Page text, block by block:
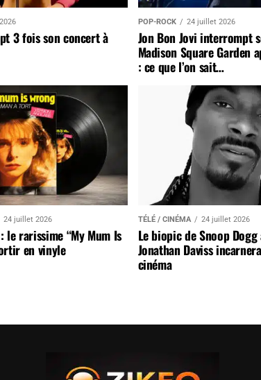
3 fois son concert à
POP-ROCK 24 juillet 2026
Jon Bon Jovi interrompt
Madison Square Garden
: ce que l’on sait…
24 juillet 2026
le rarissime “My Mum Is
en vinyle
TÉLÉ / CINÉMA 24 juillet 2026
Le biopic de Snoop
Jonathan Daviss
cinéma